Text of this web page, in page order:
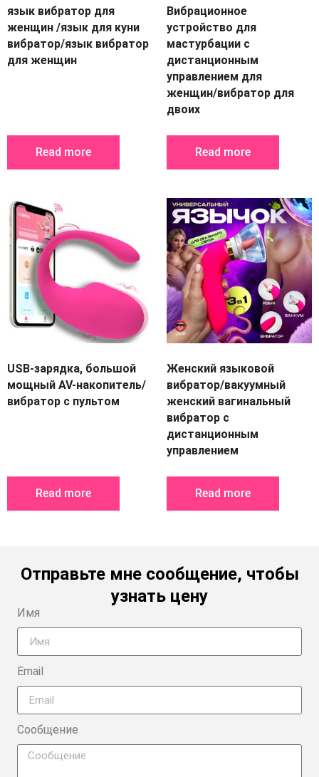
язык вибратор для
женщин /язык для куни
вибратор/язык вибратор
для женщин
Read more
Вибрационное
устройство для
мастурбации с
дистанционным
управлением для
женщин/вибратор для
двоих
Read more
USB-зарядка, большой
мощный AV-накопитель/
вибратор с пультом
Read more
Женский языковой
вибратор/вакуумный
женский вагинальный
вибратор с
дистанционным
управлением
Read more
Отправьте мне сообщение, чтобы
узнать цену
Имя
Email
Сообщение